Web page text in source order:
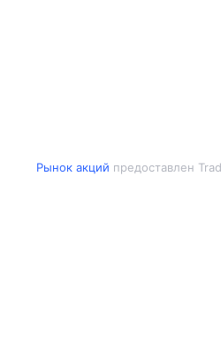
Рынок акций предоставлен